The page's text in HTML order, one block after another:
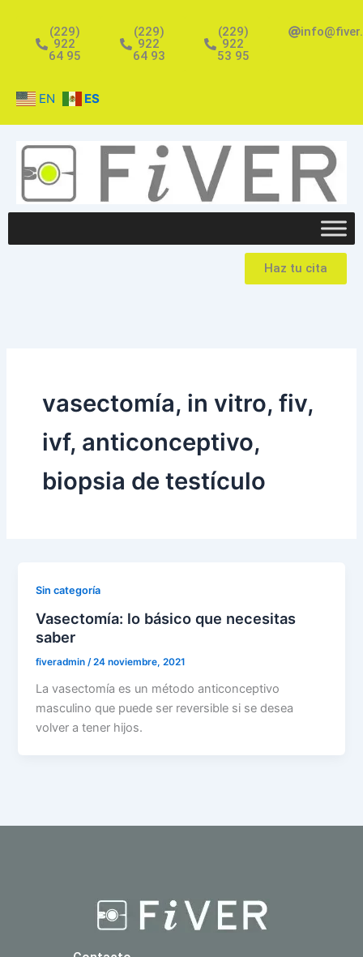
contenido
(229)
922
64 95
(229)
922
64 93
(229)
922
53 95
EN ES
Haz tu cita
vasectomía, in vitro, fiv,
ivf, anticonceptivo,
biopsia de testículo
Sin categoría
Vasectomía: lo básico que necesitas
saber
fiveradmin/24 noviembre, 2021
La vasectomía es un método anticonceptivo
masculino que puede ser reversible si se desea
volver a tener hijos.